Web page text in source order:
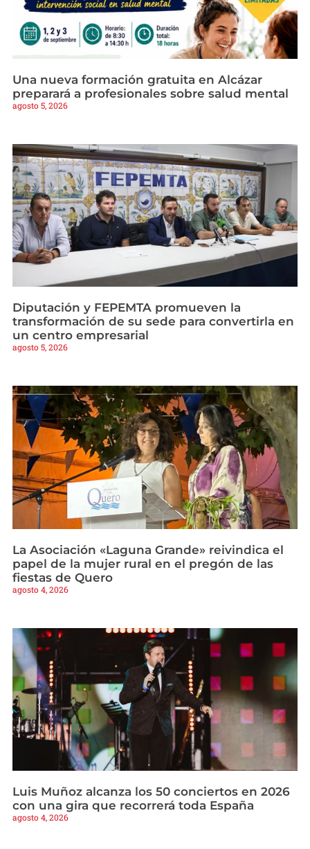
Una nueva formación gratuita en Alcázar
preparará a profesionales sobre salud mental
agosto 5, 2026
Diputación y FEPEMTA promueven la
transformación de su sede para convertirla en
un centro empresarial
agosto 5, 2026
La Asociación «Laguna Grande» reivindica el
papel de la mujer rural en el pregón de las
fiestas de Quero
agosto 4, 2026
Luis Muñoz alcanza los 50 conciertos en 2026
con una gira que recorrerá toda España
agosto 4, 2026